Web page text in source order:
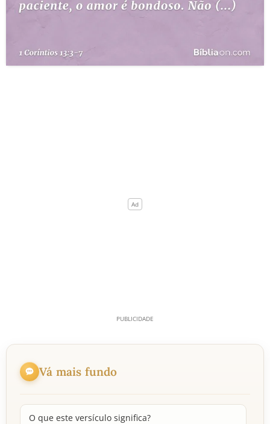
Vá mais fundo
O que este versículo significa?